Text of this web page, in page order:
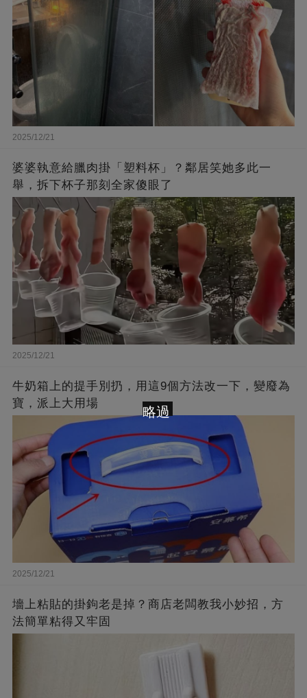
2025/12/21
婆婆執意給臘肉掛「塑料杯」？鄰居笑她多此一
舉，拆下杯子那刻全家傻眼了
2025/12/21
牛奶箱上的提手別扔，用這9個方法改一下，變廢為
寶，派上大用場
2025/12/21
墻上粘貼的掛鉤老是掉？商店老闆教我小妙招，方
法簡單粘得又牢固
略過